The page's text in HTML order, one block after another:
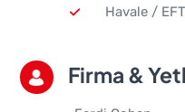
Havale / EFT
Firma &